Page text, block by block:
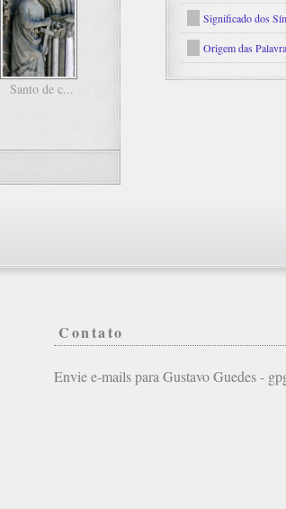
Santo de c...
Significado dos
Origem das
Contato
Envie e-mails para Gustavo Guedes -